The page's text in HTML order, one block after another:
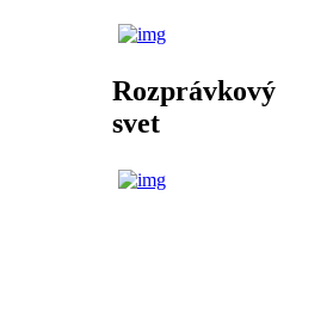
Rozprávkový
svet